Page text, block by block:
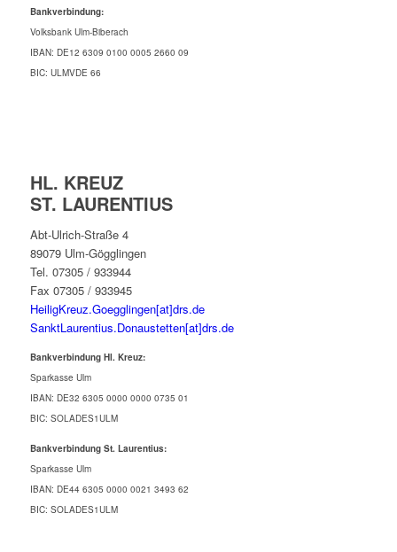
Bankverbindung:
Volksbank Ulm-Biberach
IBAN: DE12 6309 0100 0005 2660 09
BIC: ULMVDE 66
HL. KREUZ
ST. LAURENTIUS
Abt-Ulrich-Straße 4
89079 Ulm-Gögglingen
Tel. 07305 / 933944
Fax 07305 / 933945
HeiligKreuz.Goegglingen[at]drs.de
SanktLaurentius.Donaustetten[at]drs.de
Bankverbindung Hl. Kreuz:
Sparkasse Ulm
IBAN: DE32 6305 0000 0000 0735 01
BIC: SOLADES1ULM
Bankverbindung St. Laurentius:
Sparkasse Ulm
IBAN: DE44 6305 0000 0021 3493 62
BIC: SOLADES1ULM